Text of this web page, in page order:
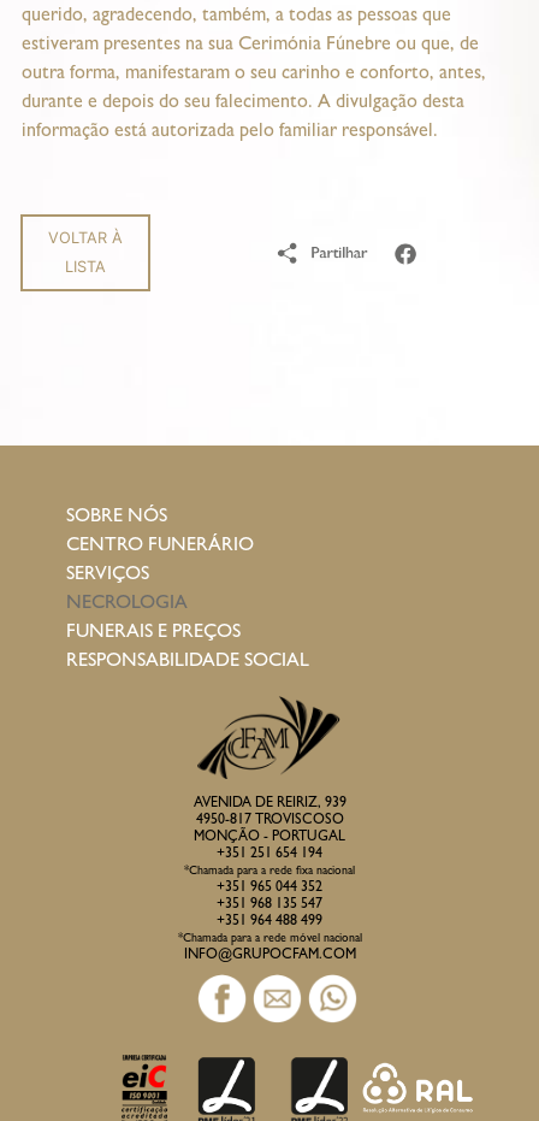
querido, agradecendo, também, a todas as pessoas que
estiveram presentes na sua Cerimónia Fúnebre ou que, de
outra forma, manifestaram o seu carinho e conforto, antes,
durante e depois do seu falecimento. A divulgação desta
informação está autorizada pelo familiar responsável.
VOLTAR À
LISTA
SOBRE NÓS
CENTRO FUNERÁRIO
SERVIÇOS
NECROLOGIA
FUNERAIS E PREÇOS
RESPONSABILIDADE SOCIAL
AVENIDA DE REIRIZ, 939
4950-817 TROVISCOSO
MONÇÃO - PORTUGAL
+351 251 654 194
*Chamada para a rede fixa nacional
+351 965 044 352
+351 968 135 547
+351 964 488 499
*Chamada para a rede móvel nacional
INFO@GRUPOCFAM.COM